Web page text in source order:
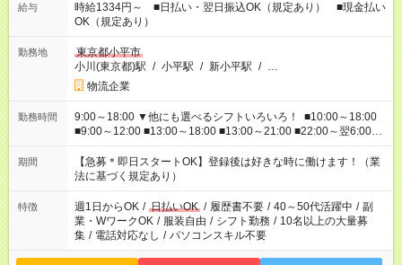
給与
時給1334円～ ■日払い・翌日振込OK（規定あり） ■現金払い
OK（規定あり）
勤務地
東京都小平市
小川(東京都)駅 / 小平駅 / 新小平駅 / …
物流企業
勤務時間
9:00～18:00 ▼他にも選べるシフトいろいろ！ ■10:00～18:00
■9:00～12:00 ■13:00～18:00 ■13:00～21:00 ■22:00～翌6:00
など あなたの希望を教えてください！
期間
【急募＊即日スタートOK】登録後は好きな時に働けます！（業
法に基づく規定あり）
特徴 週1日からOK / 日払いOK / 履歴書不要 / 40～50代活躍中 / 副
業・WワークOK / 服装自由 / シフト勤務 / 10名以上の大量募
集 / 電話対応なし / パソコンスキル不要